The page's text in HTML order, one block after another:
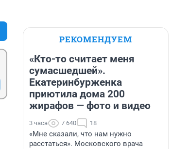
РЕКОМЕНДУЕМ
«Кто-то считает меня
сумасшедшей».
Екатеринбурженка
приютила дома 200
жирафов — фото и видео
3 часа 7 640 18
«Мне сказали, что нам нужно
расстаться». Московского врача